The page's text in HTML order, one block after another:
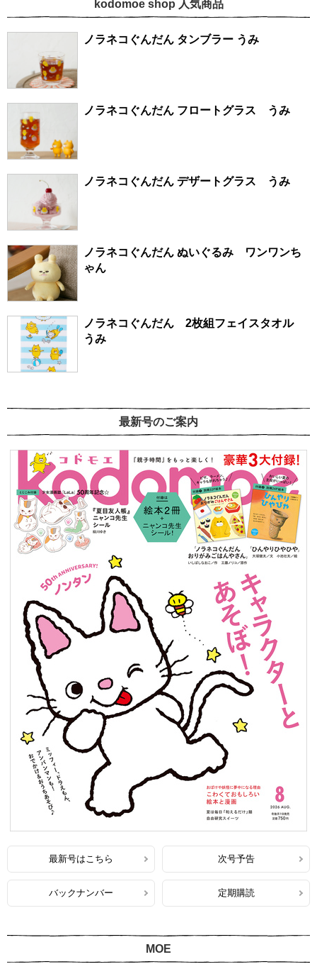
kodomoe shop 人気商品
ノラネコぐんだん タンブラー うみ
ノラネコぐんだん フロートグラス うみ
ノラネコぐんだん デザートグラス うみ
ノラネコぐんだん ぬいぐるみ ワンワンち
ゃん
ノラネコぐんだん 2枚組フェイスタオル
うみ
最新号のご案内
最新号はこちら 次号予告
バックナンバー 定期購読
MOE